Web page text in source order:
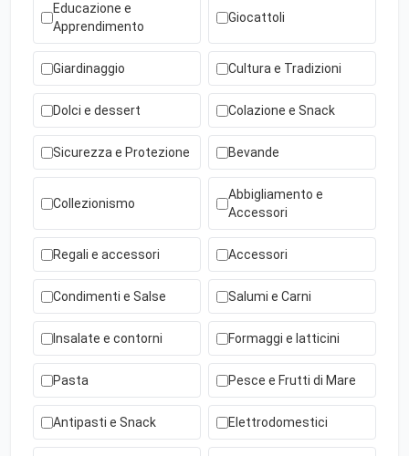
Educazione e
Apprendimento
Giocattoli
Giardinaggio Cultura e Tradizioni
Dolci e dessert Colazione e Snack
Sicurezza e Protezione Bevande
Collezionismo
Abbigliamento e
Accessori
Regali e accessori Accessori
Condimenti e Salse Salumi e Carni
Insalate e contorni Formaggi e latticini
Pasta Pesce e Frutti di Mare
Antipasti e Snack Elettrodomestici